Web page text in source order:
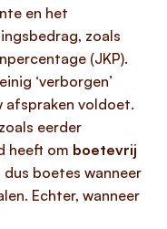
en het
zoals
(JKP).
‘verborgen’
afspraken voldoet.
eerder
heeft om boetevrij
boetes wanneer
Echter, wanneer